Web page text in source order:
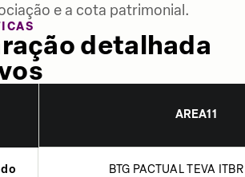
e a cota patrimonial.
detalhada
AREA11
BTG PACTUAL TEVA